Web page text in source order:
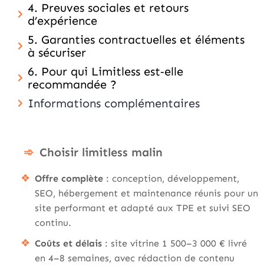
4. Preuves sociales et retours
d’expérience
5. Garanties contractuelles et éléments
à sécuriser
6. Pour qui Limitless est‑elle
recommandée ?
Informations complémentaires
Choisir limitless malin
Offre complète : conception, développement,
SEO, hébergement et maintenance réunis pour un
site performant et adapté aux TPE et suivi SEO
continu.
Coûts et délais : site vitrine 1 500–3 000 € livré
en 4–8 semaines, avec rédaction de contenu